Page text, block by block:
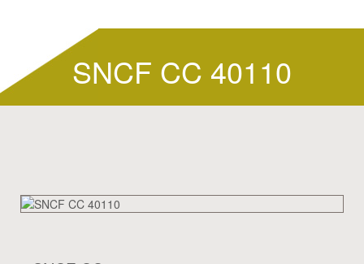
SNCF CC 40110